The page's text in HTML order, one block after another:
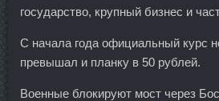
государство, крупный бизнес и
С начала года официальный курс
превышал и планку в 50 рублей.
Военные блокируют мост через